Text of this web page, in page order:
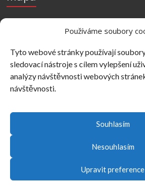
Používáme soubory
Tyto webové stránky používají
sledovací nástroje s cílem vylepšení
analýzy návštěvnosti webových
návštěvnosti.
Souhlasím
Nesouhlasím
Upravit preference
E-zdroje Databáze